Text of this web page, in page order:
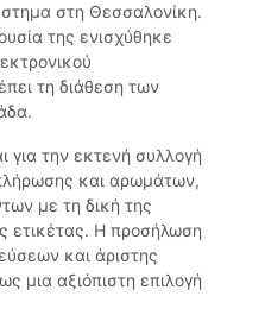
στη Θεσσαλονίκη.
της ενισχύθηκε
τη διάθεση των
για την εκτενή συλλογή
και αρωμάτων,
με τη δική της
ετικέτας. Η προσήλωση
και άριστης
μια αξιόπιστη επιλογή